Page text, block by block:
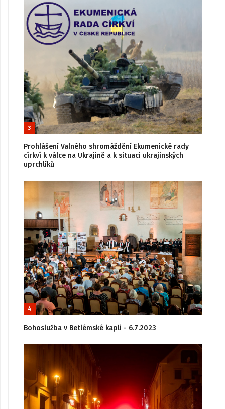
3
Prohlášení Valného shromáždění Ekumenické rady
církví k válce na Ukrajině a k situaci ukrajinských
uprchlíků
4
Bohoslužba v Betlémské kapli - 6.7.2023